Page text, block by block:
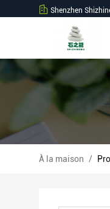
Shenzhen
À la maison /